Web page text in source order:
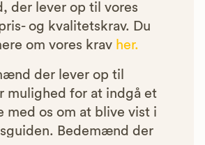
der lever op til vores
og kvalitetskrav. Du
om vores krav her.
der lever op til
mulighed for at indgå et
med os om at blive vist i
Bedemænd der